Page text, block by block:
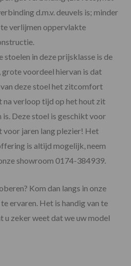
d.m.v. deuvels is; minder
verlijmen oppervlakte
in deze prijsklasse is de
voordeel hiervan is dat
deze stoel het zitcomfort
na verloop tijd op het hout zit
Deze stoel is geschikt voor
jaren lang plezier! Het
is altijd mogelijk, neem
showroom 0174-384939.
Kom dan langs in onze
ervaren. Het is handig van te
u zeker weet dat we uw model